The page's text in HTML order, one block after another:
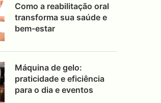
Como a reabilitação oral
transforma sua saúde e
bem-estar
Máquina de gelo:
praticidade e eficiência
para o dia e eventos